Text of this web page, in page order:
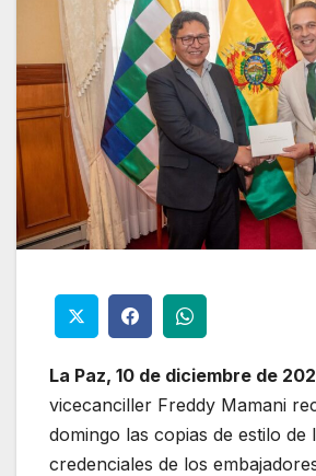
La Paz, 10 de diciembre de
vicecanciller Freddy Mamani
domingo las copias de estilo de
credenciales de los